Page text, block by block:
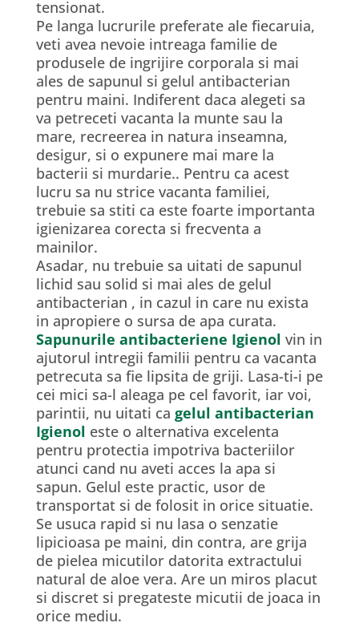
tensionat.
Pe langa lucrurile preferate ale fiecaruia,
veti avea nevoie intreaga familie de
produsele de ingrijire corporala si mai
ales de sapunul si gelul antibacterian
pentru maini. Indiferent daca alegeti sa
va petreceti vacanta la munte sau la
mare, recreerea in natura inseamna,
desigur, si o expunere mai mare la
bacterii si murdarie.. Pentru ca acest
lucru sa nu strice vacanta familiei,
trebuie sa stiti ca este foarte importanta
igienizarea corecta si frecventa a
mainilor.
Asadar, nu trebuie sa uitati de sapunul
lichid sau solid si mai ales de gelul
antibacterian , in cazul in care nu exista
in apropiere o sursa de apa curata.
Sapunurile antibacteriene Igienol vin in
ajutorul intregii familii pentru ca vacanta
petrecuta sa fie lipsita de griji. Lasa-ti-i pe
cei mici sa-l aleaga pe cel favorit, iar voi,
parintii, nu uitati ca gelul antibacterian
Igienol este o alternativa excelenta
pentru protectia impotriva bacteriilor
atunci cand nu aveti acces la apa si
sapun. Gelul este practic, usor de
transportat si de folosit in orice situatie.
Se usuca rapid si nu lasa o senzatie
lipicioasa pe maini, din contra, are grija
de pielea micutilor datorita extractului
natural de aloe vera. Are un miros placut
si discret si pregateste micutii de joaca in
orice mediu.